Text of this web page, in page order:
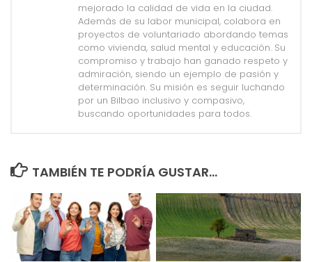
mejorado la calidad de vida en la ciudad.
Además de su labor municipal, colabora en
proyectos de voluntariado abordando temas
como vivienda, salud mental y educación. Su
compromiso y trabajo han ganado respeto y
admiración, siendo un ejemplo de pasión y
determinación. Su misión es seguir luchando
por un Bilbao inclusivo y compasivo,
buscando oportunidades para todos.
TAMBIÉN TE PODRÍA GUSTAR...